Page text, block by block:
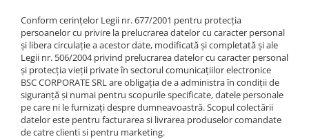
Conform cerinţelor Legii nr. 677/2001 pentru protecţia
persoanelor cu privire la prelucrarea datelor cu caracter personal
şi libera circulaţie a acestor date, modificată şi completată şi ale
Legii nr. 506/2004 privind prelucrarea datelor cu caracter personal
şi protecţia vieţii private în sectorul comunicaţiilor electronice
BSC CORPORATE SRL are obligaţia de a administra în condiţii de
siguranţă şi numai pentru scopurile specificate, datele personale
pe care ni le furnizaţi despre dumneavoastră. Scopul colectării
datelor este pentru facturarea si livrarea produselor comandate
de catre clienti si pentru marketing.